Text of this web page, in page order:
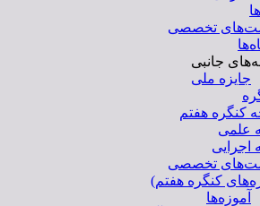
تخصصی
جانبی
جایزه ملی
کنگره هفتم
علمی
اجرایی
تخصصی
کنگره هفتم)
آموزه‌ها